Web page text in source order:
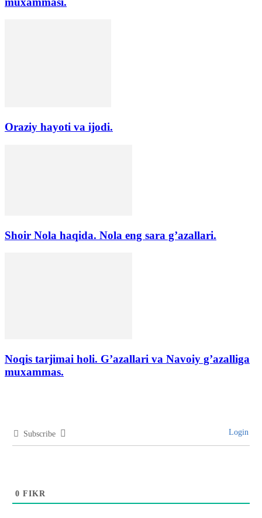
Oraziy hayoti va ijodi.
Shoir Nola haqida. Nola eng sara g’azallari.
Noqis tarjimai holi. G’azallari va Navoiy g’azalliga
muxammas.
Subscribe Login
0 FIKR